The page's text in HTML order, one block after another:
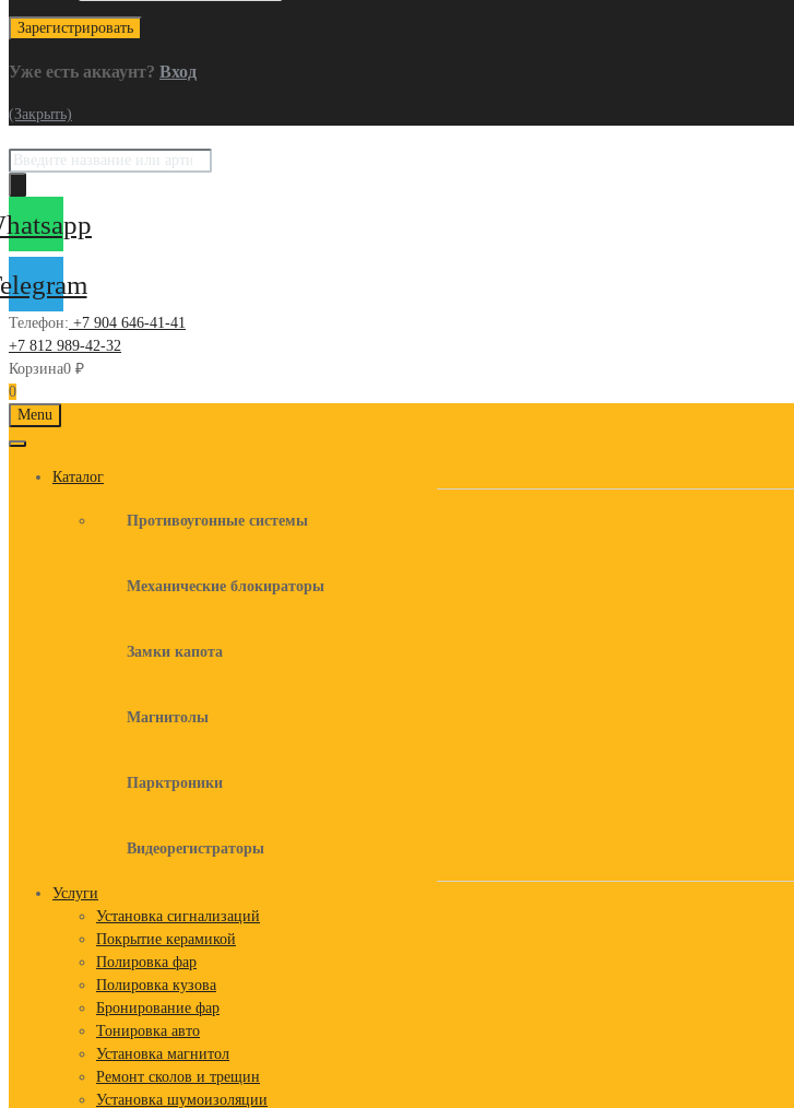
Уже есть аккаунт? Вход
(Закрыть)
Поиск
Телефон: +7 904 646-41-41
+7 812 989-42-32
Корзина0 ₽
0
Skip
to
Menu
Каталог
Противоугонные системы
Механические блокираторы
Замки капота
Магнитолы
Парктроники
Видеорегистраторы
Услуги
Установка сигнализаций
Покрытие керамикой
Полировка фар
Полировка кузова
Бронирование фар
Тонировка авто
Установка магнитол
Ремонт сколов и трещин
Установка шумоизоляции